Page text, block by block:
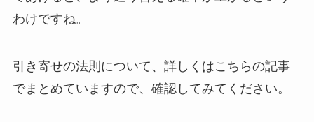
わけですね。
引き寄せの法則について、詳しくはこちらの記事
でまとめていますので、確認してみてください。